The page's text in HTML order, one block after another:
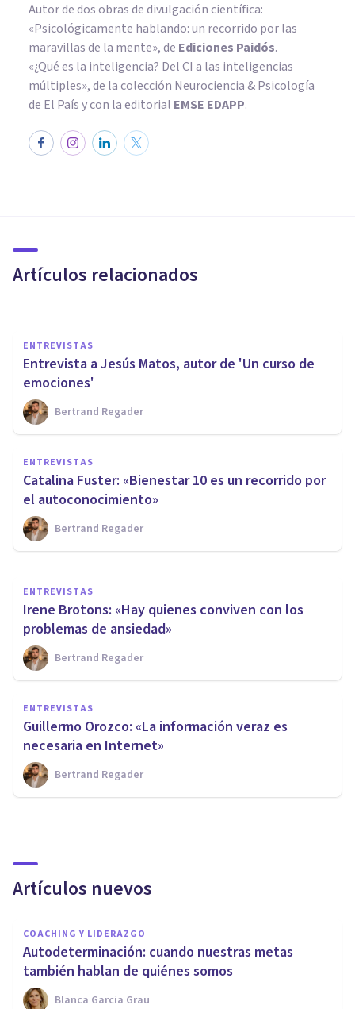
Autor de dos obras de divulgación científica:
«Psicológicamente hablando: un recorrido por las
maravillas de la mente», de Ediciones Paidós.
«¿Qué es la inteligencia? Del CI a las inteligencias
múltiples», de la colección Neurociencia & Psicología
de El País y con la editorial EMSE EDAPP.
Artículos relacionados
no van a ser iguales»
ENTREVISTAS
Entrevista a Jesús Matos, autor de 'Un curso de
emociones'
Bertrand Regader
ENTREVISTAS
Catalina Fuster: «Bienestar 10 es un recorrido por
el autoconocimiento»
Bertrand Regader
ENTREVISTAS
Francisco J. Martínez: “Hemos
comenzado a medicalizar las
emociones”
Bertrand Regader
ENTREVISTAS
Irene Brotons: «Hay quienes conviven con los
problemas de ansiedad»
Bertrand Regader
ENTREVISTAS
Guillermo Orozco: «La información veraz es
necesaria en Internet»
Bertrand Regader
Artículos nuevos
COACHING Y LIDERAZGO
Autodeterminación: cuando nuestras metas
también hablan de quiénes somos
Blanca Garcia Grau